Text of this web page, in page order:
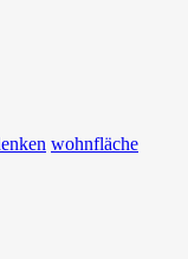
wohnfläche